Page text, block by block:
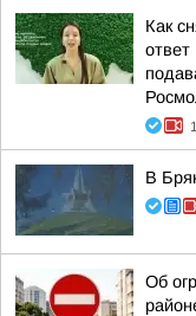
Как
ответ
В
Об